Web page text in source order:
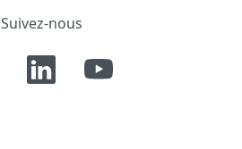
Suivez-nous